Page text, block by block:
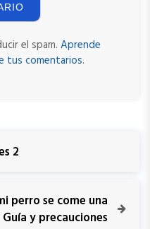
el spam. Aprende
tus comentarios.
2
perro se come una
y precauciones